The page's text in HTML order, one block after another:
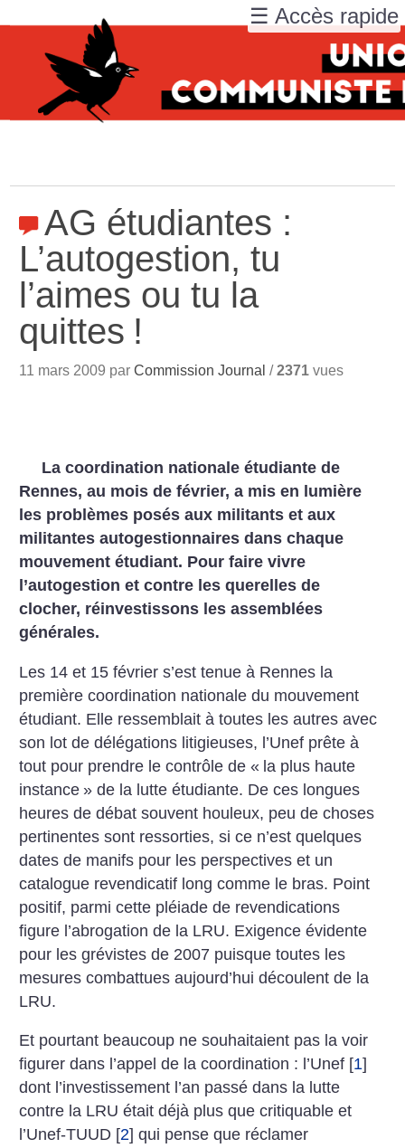
AG étudiantes :
L’autogestion, tu
l’aimes ou tu la
quittes !
11 mars 2009 parCommission Journal /2371 vues
La coordination nationale étudiante de
Rennes, au mois de février, a mis en lumière
les problèmes posés aux militants et aux
militantes autogestionnaires dans chaque
mouvement étudiant. Pour faire vivre
l’autogestion et contre les querelles de
clocher, réinvestissons les assemblées
générales.
Les 14 et 15 février s’est tenue à Rennes la
première coordination nationale du mouvement
étudiant. Elle ressemblait à toutes les autres avec
son lot de délégations litigieuses, l’Unef prête à
tout pour prendre le contrôle de « la plus haute
instance » de la lutte étudiante. De ces longues
heures de débat souvent houleux, peu de choses
pertinentes sont ressorties, si ce n’est quelques
dates de manifs pour les perspectives et un
catalogue revendicatif long comme le bras. Point
positif, parmi cette pléiade de revendications
figure l’abrogation de la LRU. Exigence évidente
pour les grévistes de 2007 puisque toutes les
mesures combattues aujourd’hui découlent de la
LRU.
Et pourtant beaucoup ne souhaitaient pas la voir
figurer dans l’appel de la coordination : l’Unef [1]
dont l’investissement l’an passé dans la lutte
contre la LRU était déjà plus que critiquable et
l’Unef-TUUD [2] qui pense que réclamer
☰ Accès rapide